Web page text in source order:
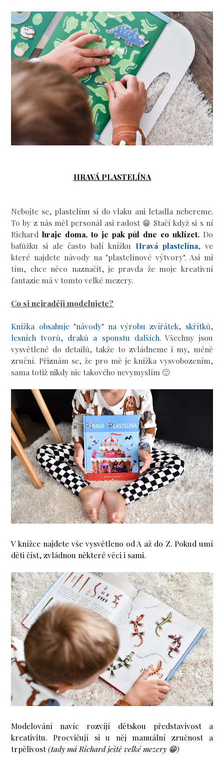
HRAVÁ PLASTELÍNA
Nebojte se, plastelínu si do vlaku ani letadla nebereme.
To by z nás měl personál asi radost 😁 Stačí když si s ní
Richardhraje doma, to je pak půl dne co uklízet.Do
baťůžku si ale často balí knížku Hravá plastelína, ve
které najdete návody na "plastelínové výtvory". Asi mi
tím, chce něco naznačit, je pravda že moje kreativní
fantazie má v tomto velké mezery.
Co si nejraději modelujete?
Knížka obsahuje "návody" na výrobu zvířátek, skřítků,
lesních tvorů, draků a spoustu dalších. Všechny jsou
vysvětlené do detailů, takže to zvládneme i my, méně
zruční. Přiznám se, že pro mě je knížka vysvobozením,
sama totiž nikdy nic takového nevymyslím 🙂
V knížce najdete vše vysvětleno od A až do Z. Pokud umí
děti číst, zvládnou některé věci i sami.
Modelování navíc rozvíjí dětskou představivost a
kreativitu. Procvičují si u něj manuální zručnost a
trpělivost(tady má Richard ještě velké mezery 😁)